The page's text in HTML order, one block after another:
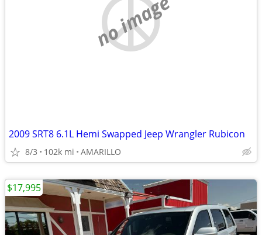
no image
2009 SRT8 6.1L Hemi Swapped Jeep Wrangler Rubicon
8/3 102k mi AMARILLO
$17,995